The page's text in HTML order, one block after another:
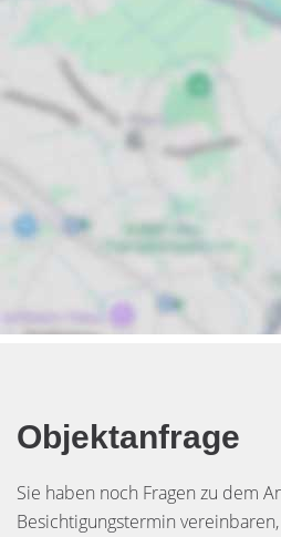
Objektanfrage
Sie haben noch Fragen zu dem
Besichtigungstermin